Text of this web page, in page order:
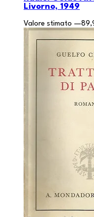
Livorno, 1949
Valore stimato —